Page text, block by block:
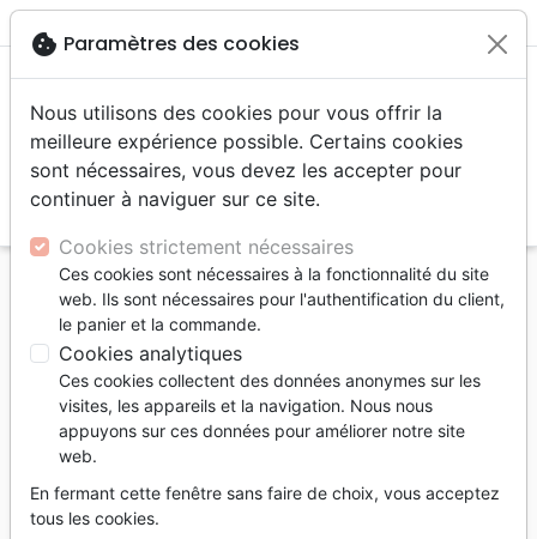
menu
Accueil Vidéos
Documentaires, reportages
DVD - Patterns of Evidence - Auf der Suche nach
den Spuren des Exodus
DVD - Patterns of Evidence
Auf der Suche nach den Spuren des
Exodus
Auteur :Tim Mahoney
cookie Paramètres des cookies
Nous utilisons des cookies pour vous offrir la
meilleure expérience possible. Certains cookies
sont nécessaires, vous devez les accepter pour
continuer à naviguer sur ce site.
Cookies strictement nécessaires
Ces cookies sont nécessaires à la fonctionnalité du site
web. Ils sont nécessaires pour l'authentification du client,
le panier et la commande.
Cookies analytiques
Ces cookies collectent des données anonymes sur les
visites, les appareils et la navigation. Nous nous
appuyons sur ces données pour améliorer notre site
web.
En fermant cette fenêtre sans faire de choix, vous acceptez
tous les cookies.